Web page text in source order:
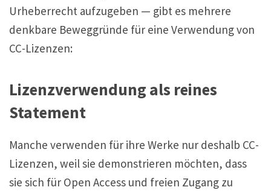
Urheberrecht aufzugeben — gibt es mehrere
denkbare Beweggründe für eine Verwendung von
CC-Lizenzen:
Lizenzverwendung als reines
Statement
Manche verwenden für ihre Werke nur deshalb CC-
Lizenzen, weil sie demonstrieren möchten, dass
sie sich für Open Access und freien Zugang zu